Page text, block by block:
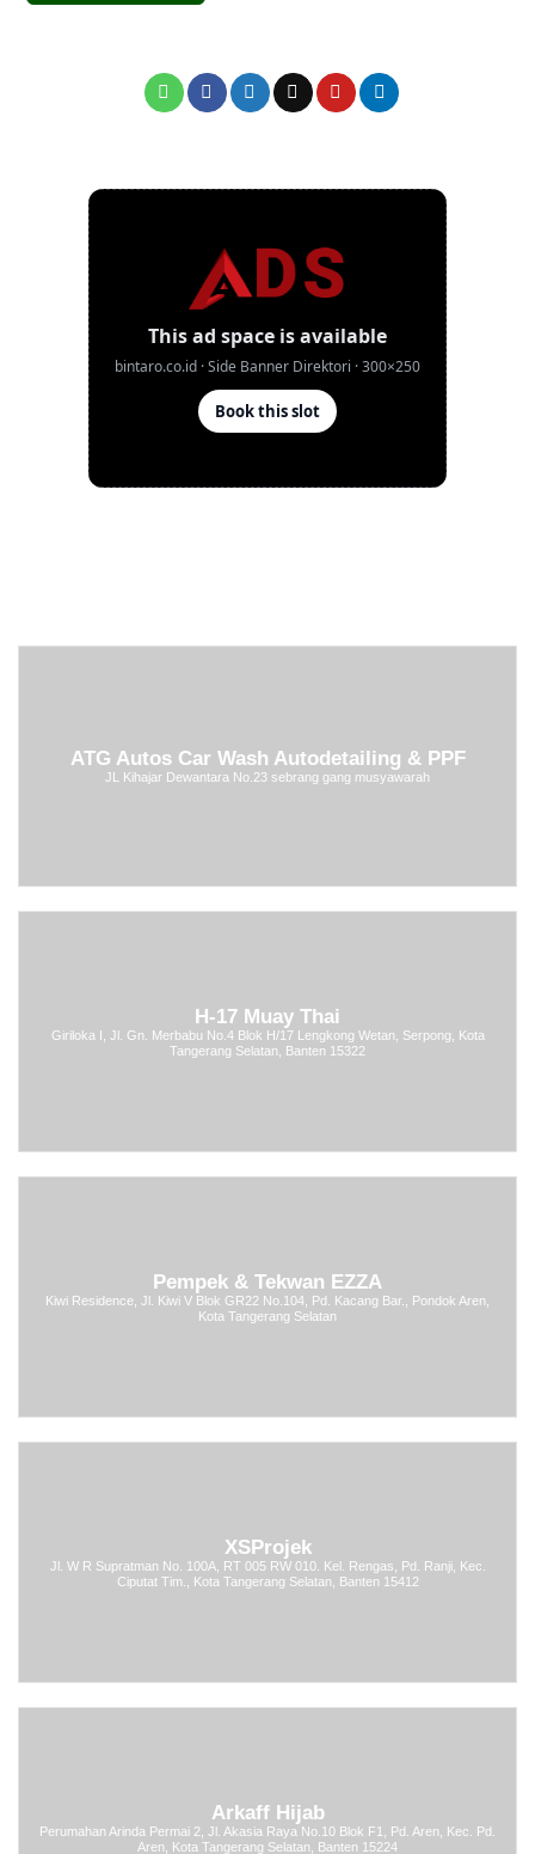
ATG Autos Car Wash Autodetailing & PPF
JL Kihajar Dewantara No.23 sebrang gang musyawarah
H-17 Muay Thai
Giriloka I, Jl. Gn. Merbabu No.4 Blok H/17 Lengkong Wetan, Serpong, Kota
Tangerang Selatan, Banten 15322
Pempek & Tekwan EZZA
Kiwi Residence, Jl. Kiwi V Blok GR22 No.104, Pd. Kacang Bar., Pondok Aren,
Kota Tangerang Selatan
XSProjek
Jl. W R Supratman No. 100A, RT 005 RW 010. Kel. Rengas, Pd. Ranji, Kec.
Ciputat Tim., Kota Tangerang Selatan, Banten 15412
Arkaff Hijab
Perumahan Arinda Permai 2, Jl. Akasia Raya No.10 Blok F1, Pd. Aren, Kec. Pd.
Aren, Kota Tangerang Selatan, Banten 15224